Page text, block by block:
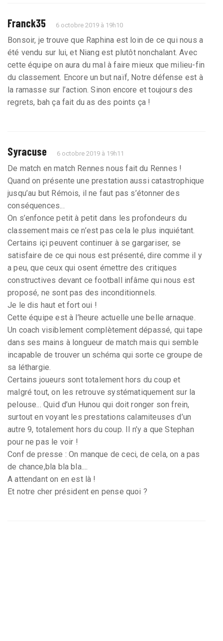
Franck35 6 octobre 2019 à 19h10
Bonsoir, je trouve que Raphina est loin de ce qui nous a
été vendu sur lui, et Niang est plutôt nonchalant. Avec
cette équipe on aura du mal à faire mieux que milieu-fin
du classement. Encore un but naïf, Notre défense est à
la ramasse sur l’action. Sinon encore et toujours des
regrets, bah ça fait du as des points ça !
Syracuse 6 octobre 2019 à 19h11
De match en match Rennes nous fait du Rennes !
Quand on présente une prestation aussi catastrophique
jusqu’au but Rémois, il ne faut pas s’étonner des
conséquences...
On s’enfonce petit à petit dans les profondeurs du
classement mais ce n’est pas cela le plus inquiétant.
Certains içi peuvent continuer à se gargariser, se
satisfaire de ce qui nous est présenté, dire comme il y
a peu, que ceux qui osent émettre des critiques
constructives devant ce football infâme qui nous est
proposé, ne sont pas des inconditionnels.
Je le dis haut et fort oui !
Cette équipe est à l’heure actuelle une belle arnaque.
Un coach visiblement complètement dépassé, qui tape
dans ses mains à longueur de match mais qui semble
incapable de trouver un schéma qui sorte ce groupe de
sa léthargie.
Certains joueurs sont totalement hors du coup et
malgré tout, on les retrouve systématiquement sur la
pelouse... Quid d’un Hunou qui doit ronger son frein,
surtout en voyant les prestations calamiteuses d’un
autre 9, totalement hors du coup. Il n’y a que Stephan
pour ne pas le voir !
Conf de presse : On manque de ceci, de cela, on a pas
de chance,bla bla bla....
A attendant on en est là !
Et notre cher président en pense quoi ?